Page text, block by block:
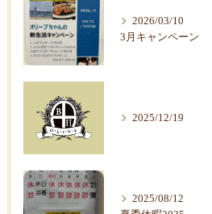
2026/03/10
3月キャンペーン
2025/12/19
2025/08/12